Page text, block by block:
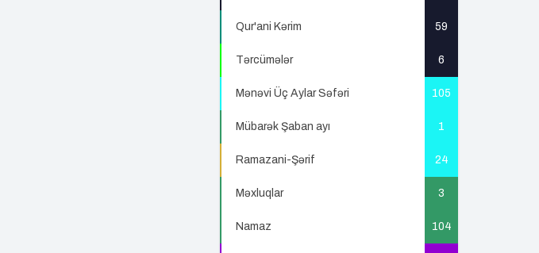
Qur'ani Kərim 59
Tərcümələr 6
Mənəvi Üç Aylar Səfəri 105
Mübarək Şaban ayı 1
Ramazani-Şərif 24
Məxluqlar 3
Namaz 104